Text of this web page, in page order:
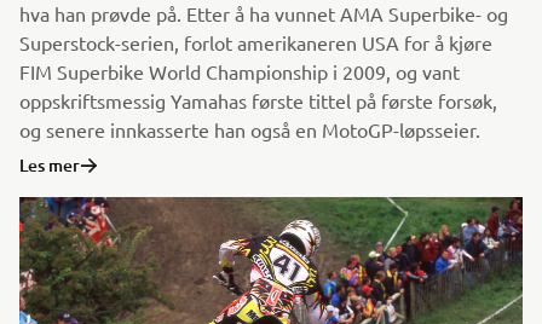
hva han prøvde på. Etter å ha vunnet AMA Superbike- og
Superstock-serien, forlot amerikaneren USA for å kjøre
FIM Superbike World Championship i 2009, og vant
oppskriftsmessig Yamahas første tittel på første forsøk,
og senere innkasserte han også en MotoGP-løpsseier.
Les mer